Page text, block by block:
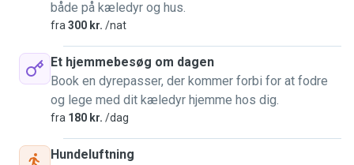
både på kæledyr og hus.
fra 300 kr. /nat
Et hjemmebesøg om dagen
Book en dyrepasser, der kommer forbi for at fodre
og lege med dit kæledyr hjemme hos dig.
fra 180 kr. /dag
Hundeluftning